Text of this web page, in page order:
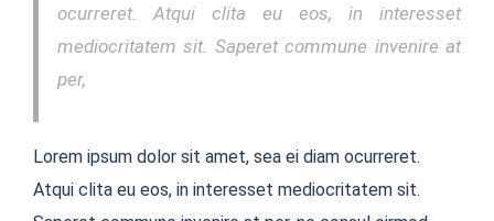
ocurreret. Atqui clita eu eos, in interesset
mediocritatem sit. Saperet commune invenire at
per,
Lorem ipsum dolor sit amet, sea ei diam ocurreret.
Atqui clita eu eos, in interesset mediocritatem sit.